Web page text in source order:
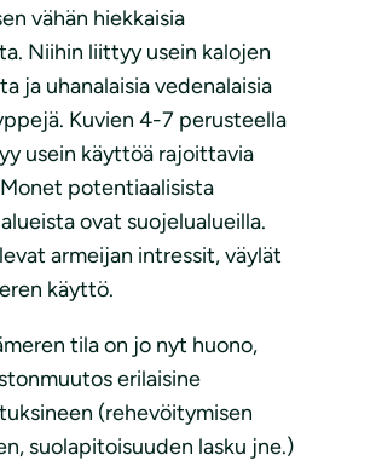
vähän hiekkaisia
Niihin liittyy usein kalojen
ja uhanalaisia vedenalaisia
Kuvien 4-7 perusteella
usein käyttöä rajoittavia
potentiaalisista
ovat suojelualueilla.
armeijan intressit, väylät
käyttö.
tila on jo nyt huono,
erilaisine
(rehevöitymisen
suolapitoisuuden lasku jne.)